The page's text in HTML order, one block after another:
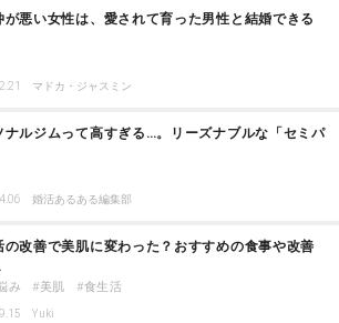
が悪い女性は、愛されて育った男性と結婚できる
マドカ・ジャスミン
ナルジムって高すぎる…。リーズナブルな「セミパ
婚活あるある編集部
の改善で美肌に変わった？おすすめの食事や改善
み 美肌 食生活
Yuki